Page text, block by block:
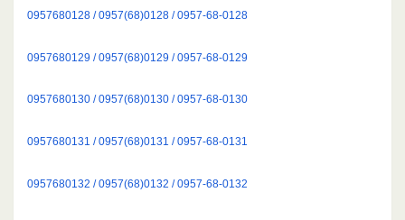
0957680128 / 0957(68)0128 / 0957-68-0128
0957680129 / 0957(68)0129 / 0957-68-0129
0957680130 / 0957(68)0130 / 0957-68-0130
0957680131 / 0957(68)0131 / 0957-68-0131
0957680132 / 0957(68)0132 / 0957-68-0132